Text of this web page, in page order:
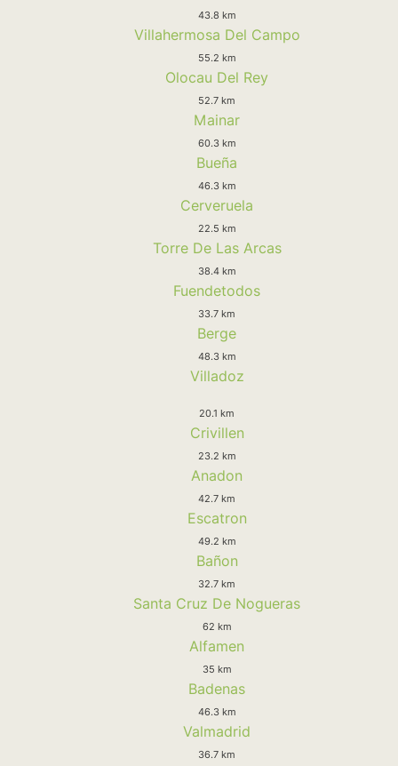
43.8 km
Villahermosa Del Campo
55.2 km
Olocau Del Rey
52.7 km
Mainar
60.3 km
Bueña
46.3 km
Cerveruela
22.5 km
Torre De Las Arcas
38.4 km
Fuendetodos
33.7 km
Berge
48.3 km
Villadoz
20.1 km
Crivillen
23.2 km
Anadon
42.7 km
Escatron
49.2 km
Bañon
32.7 km
Santa Cruz De Nogueras
62 km
Alfamen
35 km
Badenas
46.3 km
Valmadrid
36.7 km